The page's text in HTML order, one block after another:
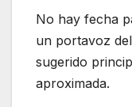
No hay fecha
un portavoz
sugerido
aproximada.